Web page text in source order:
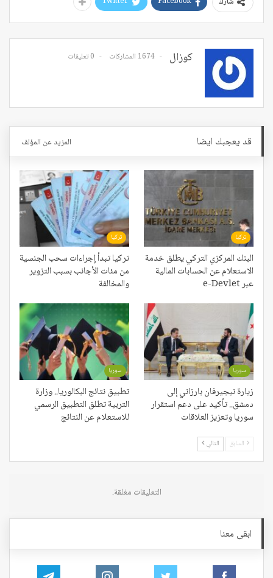
كوزال 1674 المشاركات 0 تعليقات
قد يعجبك ايضا المزيد عن المؤلف
تركيا
البنك المركزي التركي يطلق خدمة
الاستعلام عن الحسابات المالية
عبر e-Devlet
تركيا
تركيا تبدأ إجراءات سحب الجنسية
من مئات الأجانب بسبب التزوير
والمخالفة
سوريا
زيارة نيجيرفان بارزاني إلى
دمشق.. تأكيد على دعم استقرار
سوريا وتعزيز العلاقات
سوريا
تطبيق نتائج البكالوريا.. وزارة
التربية تطلق التطبيق الرسمي
للاستعلام عن النتائج
السابق التالي
التعليقات مغلقة.
ابقى معنا